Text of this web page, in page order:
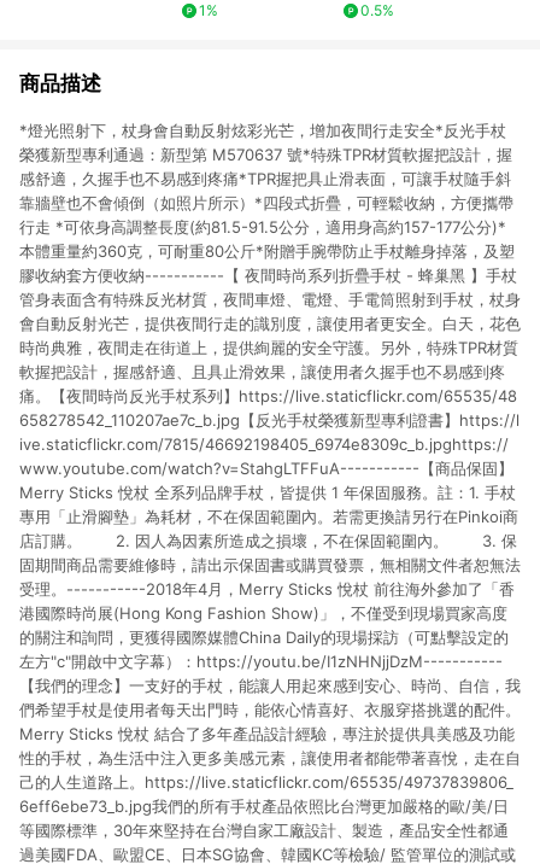
1%
0.5%
商品描述
*燈光照射下，杖身會自動反射炫彩光芒，增加夜間行走安全*反光手杖
榮獲新型專利通過：新型第 M570637 號*特殊TPR材質軟握把設計，握
感舒適，久握手也不易感到疼痛*TPR握把具止滑表面，可讓手杖隨手斜
靠牆壁也不會傾倒（如照片所示）*四段式折疊，可輕鬆收納，方便攜帶
行走 *可依身高調整長度(約81.5-91.5公分，適用身高約157-177公分)*
本體重量約360克，可耐重80公斤*附贈手腕帶防止手杖離身掉落，及塑
膠收納套方便收納-----------【 夜間時尚系列折疊手杖 - 蜂巢黑 】手杖
管身表面含有特殊反光材質，夜間車燈、電燈、手電筒照射到手杖，杖身
會自動反射光芒，提供夜間行走的識別度，讓使用者更安全。白天，花色
時尚典雅，夜間走在街道上，提供絢麗的安全守護。另外，特殊TPR材質
軟握把設計，握感舒適、且具止滑效果，讓使用者久握手也不易感到疼
痛。【夜間時尚反光手杖系列】https://live.staticflickr.com/65535/48
658278542_110207ae7c_b.jpg【反光手杖榮獲新型專利證書】https://l
ive.staticflickr.com/7815/46692198405_6974e8309c_b.jpghttps://
www.youtube.com/watch?v=StahgLTFFuA-----------【商品保固】
Merry Sticks 悅杖 全系列品牌手杖，皆提供 1 年保固服務。註：1. 手杖
專用「止滑腳墊」為耗材，不在保固範圍內。若需更換請另行在Pinkoi商
店訂購。 2. 因人為因素所造成之損壞，不在保固範圍內。 3. 保
固期間商品需要維修時，請出示保固書或購買發票，無相關文件者恕無法
受理。-----------2018年4月，Merry Sticks 悅杖 前往海外參加了「香
港國際時尚展(Hong Kong Fashion Show)」，不僅受到現場買家高度
的關注和詢問，更獲得國際媒體China Daily的現場採訪（可點擊設定的
左方"c"開啟中文字幕）：https://youtu.be/I1zNHNjjDzM-----------
【我們的理念】一支好的手杖，能讓人用起來感到安心、時尚、自信，我
們希望手杖是使用者每天出門時，能依心情喜好、衣服穿搭挑選的配件。
Merry Sticks 悅杖 結合了多年產品設計經驗，專注於提供具美感及功能
性的手杖，為生活中注入更多美感元素，讓使用者都能帶著喜悅，走在自
己的人生道路上。https://live.staticflickr.com/65535/49737839806_
6eff6ebe73_b.jpg我們的所有手杖產品依照比台灣更加嚴格的歐/美/日
等國際標準，30年來堅持在台灣自家工廠設計、製造，產品安全性都通
過美國FDA、歐盟CE、日本SG協會、韓國KC等檢驗/ 監管單位的測試或